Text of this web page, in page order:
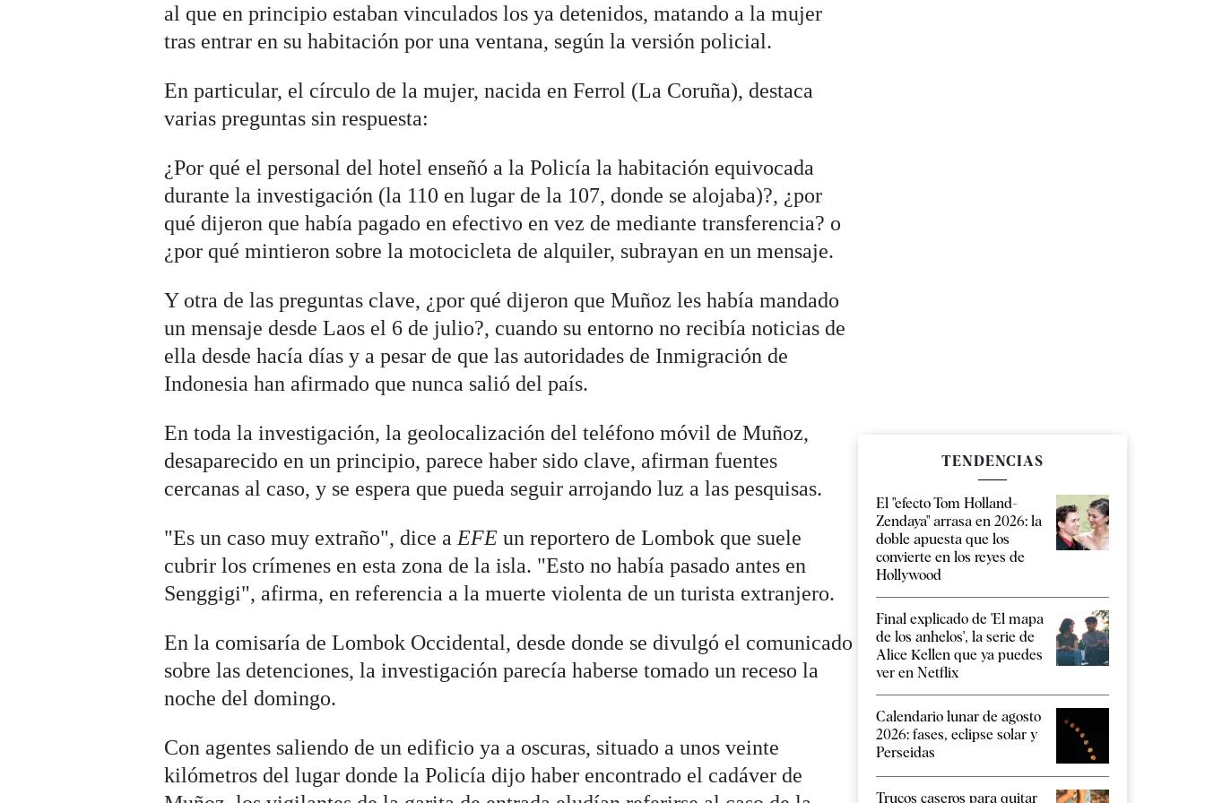
al que en principio estaban vinculados los ya detenidos, matando a la mujer
tras entrar en su habitación por una ventana, según la versión policial.
En particular, el círculo de la mujer, nacida en Ferrol (La Coruña), destaca
varias preguntas sin respuesta:
¿Por qué el personal del hotel enseñó a la Policía la habitación equivocada
durante la investigación (la 110 en lugar de la 107, donde se alojaba)?, ¿por
qué dijeron que había pagado en efectivo en vez de mediante transferencia? o
¿por qué mintieron sobre la motocicleta de alquiler, subrayan en un mensaje.
Y otra de las preguntas clave, ¿por qué dijeron que Muñoz les había mandado
un mensaje desde Laos el 6 de julio?, cuando su entorno no recibía noticias de
ella desde hacía días y a pesar de que las autoridades de Inmigración de
Indonesia han afirmado que nunca salió del país.
En toda la investigación, la geolocalización del teléfono móvil de Muñoz,
desaparecido en un principio, parece haber sido clave, afirman fuentes
cercanas al caso, y se espera que pueda seguir arrojando luz a las pesquisas.
"Es un caso muy extraño", dice a EFEun reportero de Lombok que suele
cubrir los crímenes en esta zona de la isla. "Esto no había pasado antes en
Senggigi", afirma, en referencia a la muerte violenta de un turista extranjero.
En la comisaría de Lombok Occidental, desde donde se divulgó el comunicado
sobre las detenciones, la investigación parecía haberse tomado un receso la
noche del domingo.
Con agentes saliendo de un edificio ya a oscuras, situado a unos veinte
kilómetros del lugar donde la Policía dijo haber encontrado el cadáver de
TENDENCIAS
El "efecto Tom Holland-
Zendaya" arrasa en 2026: la
doble apuesta que los
convierte en los reyes de
Hollywood
Final explicado de 'El mapa
de los anhelos', la serie de
Alice Kellen que ya puedes
ver en Netflix
Calendario lunar de agosto
2026: fases, eclipse solar y
Perseidas
Trucos caseros para quitar